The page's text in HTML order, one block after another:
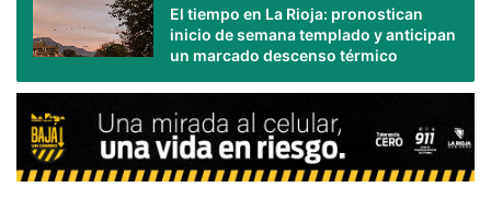
El tiempo en La Rioja: pronostican
inicio de semana templado y anticipan
un marcado descenso térmico